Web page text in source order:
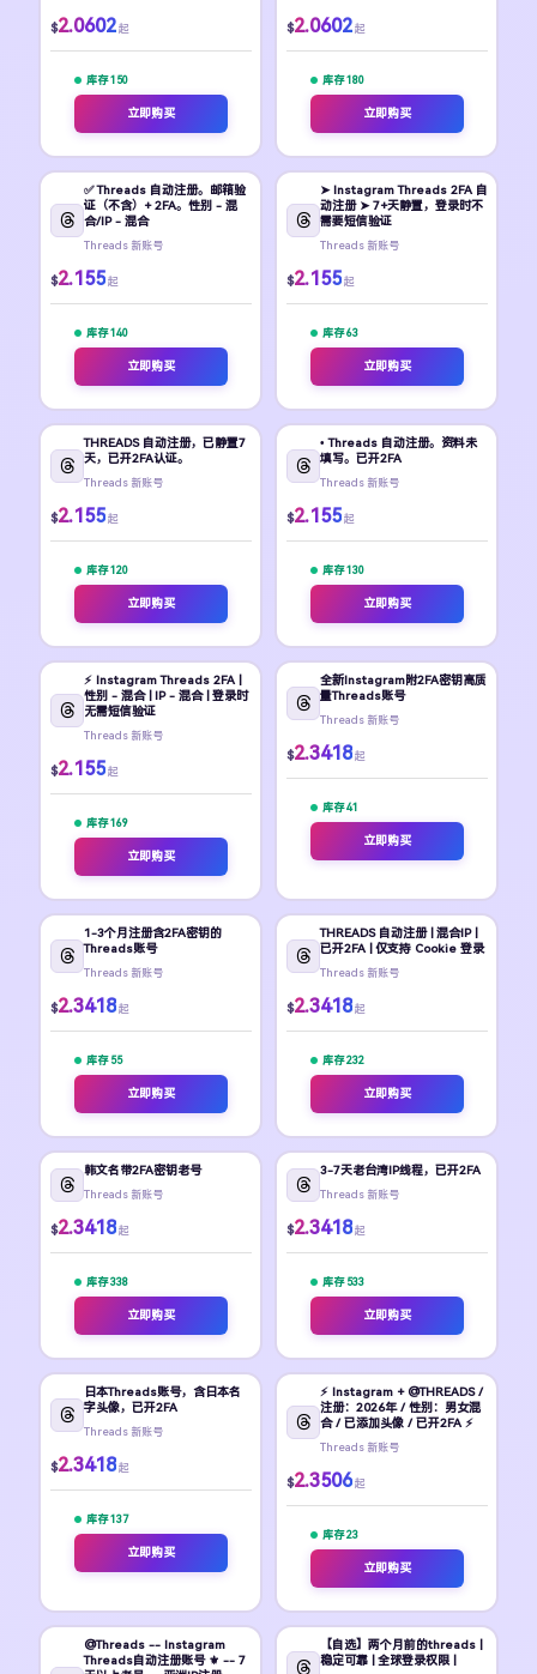
$2.0602 起
库存 150
立即购买
$2.0602 起
库存 180
立即购买
✅ Threads 自动注册。邮箱验
证（不含）+ 2FA。性别 - 混
合/IP - 混合
Threads 新账号
$2.155 起
库存 140
立即购买
➤ Instagram Threads 2FA 自
动注册 ➤ 7+天静置，登录时不
需要短信验证
Threads 新账号
$2.155 起
库存 63
立即购买
THREADS 自动注册，已静置7
天，已开2FA认证。
Threads 新账号
$2.155 起
库存 120
立即购买
• Threads 自动注册。资料未
填写。已开2FA
Threads 新账号
$2.155 起
库存 130
立即购买
⚡️ Instagram Threads 2FA |
性别 - 混合 | IP - 混合 | 登录时
无需短信验证
Threads 新账号
$2.155 起
库存 169
立即购买
全新Instagram附2FA密钥高质
量Threads账号
Threads 新账号
$2.3418 起
库存 41
立即购买
1-3个月注册含2FA密钥的
Threads账号
Threads 新账号
$2.3418 起
库存 55
立即购买
THREADS 自动注册 | 混合IP |
已开2FA | 仅支持 Cookie 登录
Threads 新账号
$2.3418 起
库存 232
立即购买
韩文名带2FA密钥老号
Threads 新账号
$2.3418 起
库存 338
立即购买
3-7天老台湾IP线程，已开2FA
Threads 新账号
$2.3418 起
库存 533
立即购买
日本Threads账号，含日本名
字头像，已开2FA
Threads 新账号
$2.3418 起
库存 137
立即购买
⚡ Instagram + @THREADS /
注册：2026年 / 性别：男女混
合 / 已添加头像 / 已开2FA ⚡
Threads 新账号
$2.3506 起
库存 23
立即购买
@Threads -- Instagram
Threads自动注册账号 ⚜️ -- 7
【自选】两个月前的threads |
稳定可靠 | 全球登录权限 |